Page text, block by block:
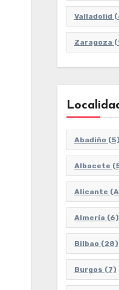
Valladolid
Zaragoza
Abadiño (5)
Albacete
Alicante
Almería (6)
Bilbao (28)
Burgos (7)